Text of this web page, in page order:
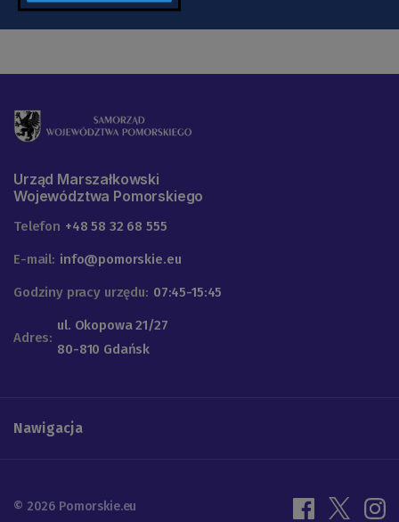
Urząd Marszałkowski
Województwa Pomorskiego
Telefon +48 58 32 68 555
E-mail: info@pomorskie.eu
Godziny pracy urzędu: 07:45-15:45
Adres:
ul. Okopowa 21/27
80-810 Gdańsk
Nawigacja
© 2026 Pomorskie.eu